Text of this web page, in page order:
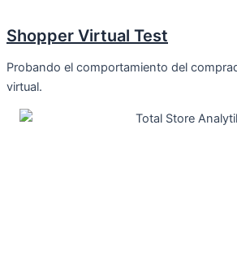
Shopper Virtual Test
Probando el comportamiento del
virtual.